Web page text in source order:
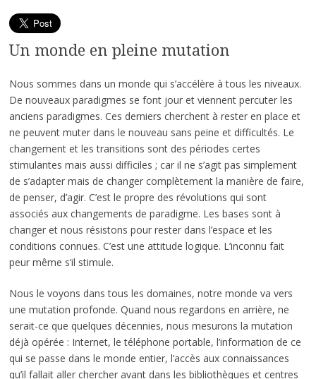
Un monde en pleine mutation
Nous sommes dans un monde qui s’accélère à tous les niveaux.
De nouveaux paradigmes se font jour et viennent percuter les
anciens paradigmes. Ces derniers cherchent à rester en place et
ne peuvent muter dans le nouveau sans peine et difficultés. Le
changement et les transitions sont des périodes certes
stimulantes mais aussi difficiles ; car il ne s’agit pas simplement
de s’adapter mais de changer complètement la manière de faire,
de penser, d’agir. C’est le propre des révolutions qui sont
associés aux changements de paradigme. Les bases sont à
changer et nous résistons pour rester dans l’espace et les
conditions connues. C’est une attitude logique. L’inconnu fait
peur même s’il stimule.
Nous le voyons dans tous les domaines, notre monde va vers
une mutation profonde. Quand nous regardons en arrière, ne
serait-ce que quelques décennies, nous mesurons la mutation
déjà opérée : Internet, le téléphone portable, l’information de ce
qui se passe dans le monde entier, l’accès aux connaissances
qu’il fallait aller chercher avant dans les bibliothèques et centres